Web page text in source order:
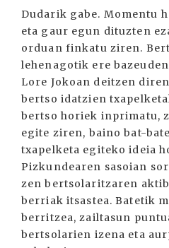
Dudarik gabe. Momentu
eta gaur egun dituzten
orduan finkatu ziren.
lehenagotik ere
Lore Jokoan deitzen
bertso idatzien
bertso horiek inprimatu,
egite ziren, baino bat-
txapelketa egiteko ideia
Pizkundearen sasoian
zen bertsolaritzaren
berriak itsastea. Batetik
berritzea, zailtasun
bertsolarien izena eta